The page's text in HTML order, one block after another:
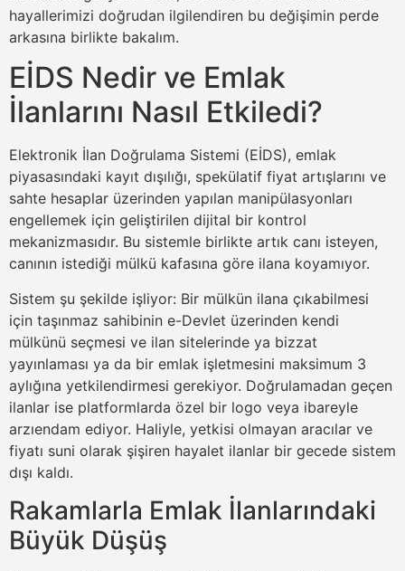
hayallerimizi doğrudan ilgilendiren bu değişimin perde
arkasına birlikte bakalım.
EİDS Nedir ve Emlak
İlanlarını Nasıl Etkiledi?
Elektronik İlan Doğrulama Sistemi (EİDS), emlak
piyasasındaki kayıt dışılığı, spekülatif fiyat artışlarını ve
sahte hesaplar üzerinden yapılan manipülasyonları
engellemek için geliştirilen dijital bir kontrol
mekanizmasıdır. Bu sistemle birlikte artık canı isteyen,
canının istediği mülkü kafasına göre ilana koyamıyor.
Sistem şu şekilde işliyor: Bir mülkün ilana çıkabilmesi
için taşınmaz sahibinin e-Devlet üzerinden kendi
mülkünü seçmesi ve ilan sitelerinde ya bizzat
yayınlaması ya da bir emlak işletmesini maksimum 3
aylığına yetkilendirmesi gerekiyor. Doğrulamadan geçen
ilanlar ise platformlarda özel bir logo veya ibareyle
arzıendam ediyor. Haliyle, yetkisi olmayan aracılar ve
fiyatı suni olarak şişiren hayalet ilanlar bir gecede sistem
dışı kaldı.
Rakamlarla Emlak İlanlarındaki
Büyük Düşüş